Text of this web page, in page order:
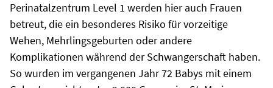
Perinatalzentrum Level 1 werden hier auch Frauen
betreut, die ein besonderes Risiko für vorzeitige
Wehen, Mehrlingsgeburten oder andere
Komplikationen während der Schwangerschaft haben.
So wurden im vergangenen Jahr 72 Babys mit einem